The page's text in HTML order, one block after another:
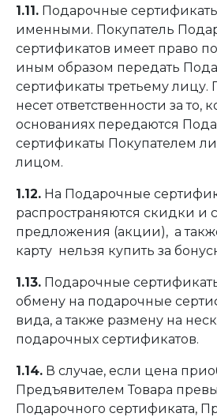
1.11. Подарочные
именными. Покупатель
сертификатов имеет право
иным образом передать
сертификаты третьему лицу.
несет ответственности за то,
основаниях передаются
сертификаты Покупателем
лицом.
1.12. На Подарочные
распространяются скидки и
предложения (акции), а
карту нельзя купить за
1.13. Подарочные
обмену на подарочные
вида, а также размену на
подарочных сертификатов.
1.14. В случае, если цена
Предъявителем Товара
Подарочного сертификата,